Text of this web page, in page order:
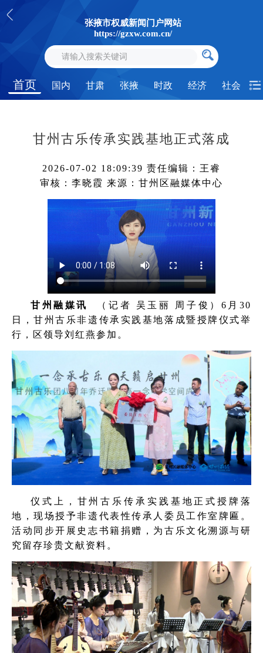
张掖市权威新闻门户网站
https://gzxw.com.cn/
首页 国内 甘肃 张掖 时政 经济 社会
甘州古乐传承实践基地正式落成
2026-07-02 18:09:39 责任编辑：王睿
审核：李晓霞 来源：甘州区融媒体中心
甘州融媒讯 （ 记者 吴玉丽 周子俊）6月30
日，甘州古乐非遗传承实践基地落成暨授牌仪式举
行，区领导刘红燕参加。
仪式上，甘州古乐传承实践基地正式授牌落
地，现场授予非遗代表性传承人委员工作室牌匾。
活动同步开展史志书籍捐赠，为古乐文化溯源与研
究留存珍贵文献资料。